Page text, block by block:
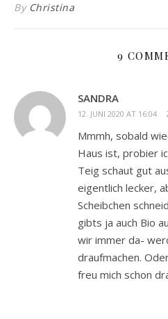
By Christina
9
SANDRA
12. JUNI 2020 AT 16:04
Mmmh, sobald
Haus ist, probier
Teig schaut gut
eigentlich lecker,
Scheibchen
gibts ja auch Bio
wir immer da-
draufmachen.
freu mich schon